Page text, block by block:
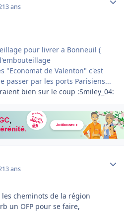
13 ans
pour livrer a Bonneuil (
"Economat de Valenton" c'est
passer par les ports Parisiens...
bien sur le coup :Smiley_04:
13 ans
cheminots de la région
un OFP pour se faire,